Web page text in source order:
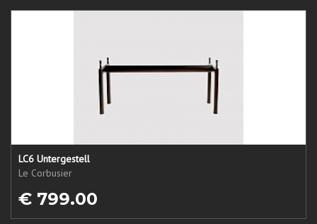
LC6 Untergestell
Le Corbusier
€ 799.00